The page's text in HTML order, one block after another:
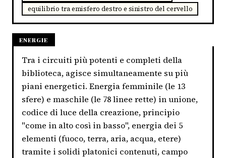
equilibrio tra emisfero destro e sinistro del cervello
ENERGIE
Tra i circuiti più potenti e completi della
biblioteca, agisce simultaneamente su più
piani energetici. Energia femminile (le 13
sfere) e maschile (le 78 linee rette) in unione,
codice di luce della creazione, principio
"come in alto così in basso", energia dei 5
elementi (fuoco, terra, aria, acqua, etere)
tramite i solidi platonici contenuti, campo